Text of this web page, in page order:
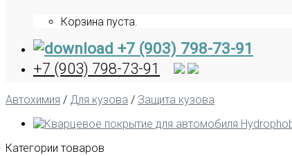
Корзина пуста.
+7 (903) 798-73-91
+7 (903) 798-73-91
Автохимия / Для кузова / Защита кузова
Категории товаров